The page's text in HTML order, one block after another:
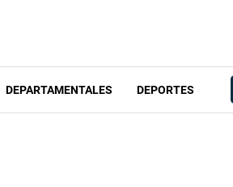
DEPARTAMENTALES DEPORTES